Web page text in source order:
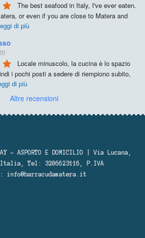
The best seafood in Italy, I've ever eaten.
or even if you are close to Matera and
di più
Locale minuscolo, la cucina è lo spazio
i pochi posti a sedere di riempiono subito,
di più
Altre recensioni
– ASPORTO E DOMICILIO | Via Lucana,
Tel: 3206623116, P.IVA
info@barracudamatera.it